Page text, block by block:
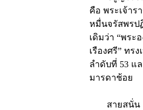
คือ พระเจ้าร
หมื่นจรัสพร
เดิมว่า “พระ
เรืองศรี” ทร
ลำดับที่ 53 แ
มารดาช้อย
สายสนั่น อ